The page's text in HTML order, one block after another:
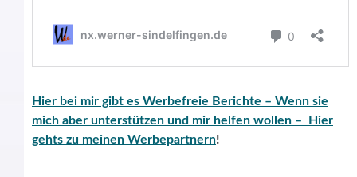
Hier bei mir gibt es Werbefreie Berichte – Wenn sie
mich aber unterstützen und mir helfen wollen – Hier
gehts zu meinen Werbepartnern!